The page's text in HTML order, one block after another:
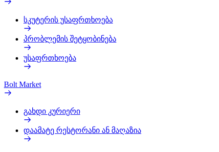
სკუტერის უსაფრთხოება
პრობლემის შეტყობინება
უსაფრთხოება
Bolt Market
გახდი კურიერი
დაამატე რესტორანი ან მაღაზია